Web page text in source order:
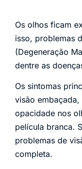
Os olhos ficam
isso, problemas
(Degeneração
dentre as
Os sintomas
visão
opacidade nos
película branca.
problemas de
completa.